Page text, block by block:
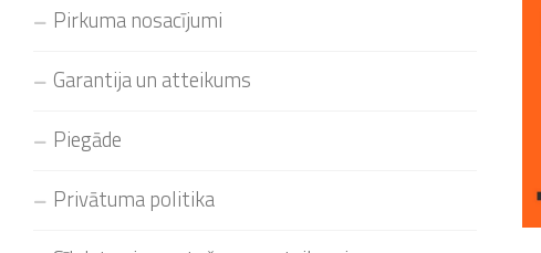
Pirkuma nosacījumi
Garantija un atteikums
Piegāde
Privātuma politika